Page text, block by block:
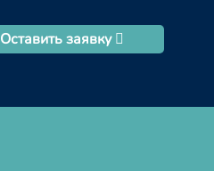
Оставить заявку